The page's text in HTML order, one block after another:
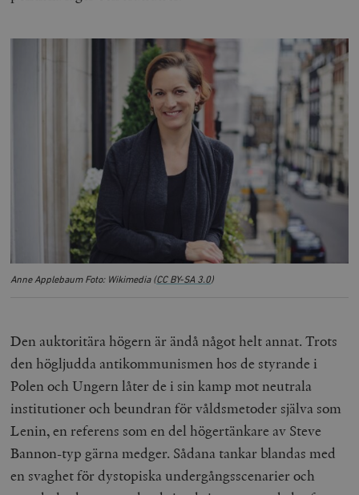
Anne Applebaum Foto: Wikimedia (CC BY-SA 3.0)
Den auktoritära högern är ändå något helt annat. Trots
den högljudda antikommunismen hos de styrande i
Polen och Ungern låter de i sin kamp mot neutrala
institutioner och beundran för våldsmetoder själva som
Lenin, en referens som en del högertänkare av Steve
Bannon-typ gärna medger. Sådana tankar blandas med
en svaghet för dystopiska undergångsscenarier och